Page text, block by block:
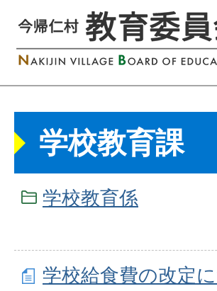
学校教育課
学校教育係
学校給食費の改定